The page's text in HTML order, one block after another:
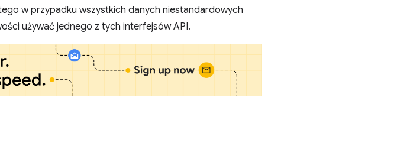
w przypadku wszystkich danych niestandardowych
używać jednego z tych interfejsów API.